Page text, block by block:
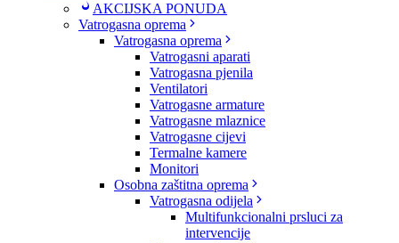
AKCIJSKA PONUDA
Vatrogasna oprema
Vatrogasna oprema
Vatrogasni aparati
Vatrogasna pjenila
Ventilatori
Vatrogasne armature
Vatrogasne mlaznice
Vatrogasne cijevi
Termalne kamere
Monitori
Osobna zaštitna oprema
Vatrogasna odijela
Multifunkcionalni prsluci za
intervencije